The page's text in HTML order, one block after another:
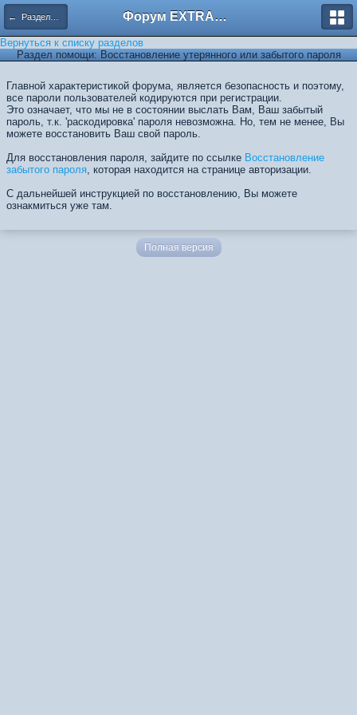
← Разделы помощи Форум EXTRACTOR.ru
Вернуться к списку разделов
Раздел помощи: Восстановление утерянного или забытого пароля
Главной характеристикой форума, является безопасность и поэтому,
все пароли пользователей кодируются при регистрации.
Это означает, что мы не в состоянии выслать Вам, Ваш забытый
пароль, т.к. 'раскодировка' пароля невозможна. Но, тем не менее, Вы
можете восстановить Ваш свой пароль.
Для восстановления пароля, зайдите по ссылке Восстановление
забытого пароля, которая находится на странице авторизации.
С дальнейшей инструкцией по восстановлению, Вы можете
ознакмиться уже там.
Полная версия